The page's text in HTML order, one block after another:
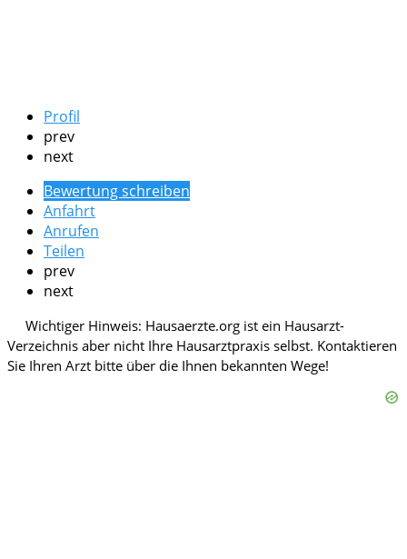
Profil
prev
next
Bewertung schreiben
Anfahrt
Anrufen
Teilen
prev
next